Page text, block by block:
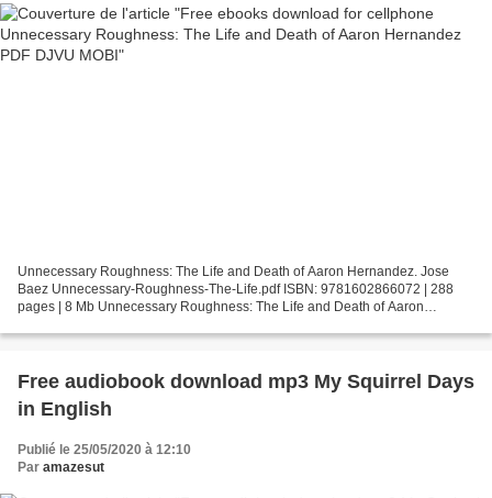
Unnecessary Roughness: The Life and Death of Aaron Hernandez. Jose
Baez Unnecessary-Roughness-The-Life.pdf ISBN: 9781602866072 | 288
pages | 8 Mb Unnecessary Roughness: The Life and Death of Aaron
Free audiobook download mp3 My Squirrel Days
in English
Publié le 25/05/2020 à 12:10
Par amazesut